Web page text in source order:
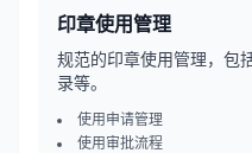
印章使用管理
规范的印章使用管理，包
录等。
使用申请管理
使用审批流程